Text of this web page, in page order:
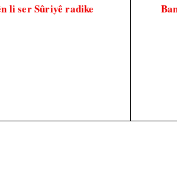
li ser Sûriyê radike